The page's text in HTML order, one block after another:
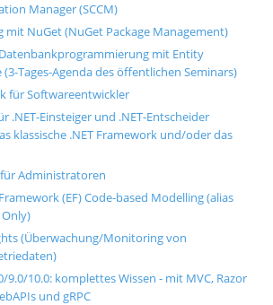
Manager (SCCM)
mit NuGet (NuGet Package Management)
Datenbankprogrammierung mit Entity
Tages-Agenda des öffentlichen Seminars)
für Softwareentwickler
.NET-Einsteiger und .NET-Entscheider
klassische .NET Framework und/oder das
Administratoren
(EF) Code-based Modelling (alias
(Überwachung/Monitoring von
9.0/10.0: komplettes Wissen - mit MVC, Razor
und gRPC